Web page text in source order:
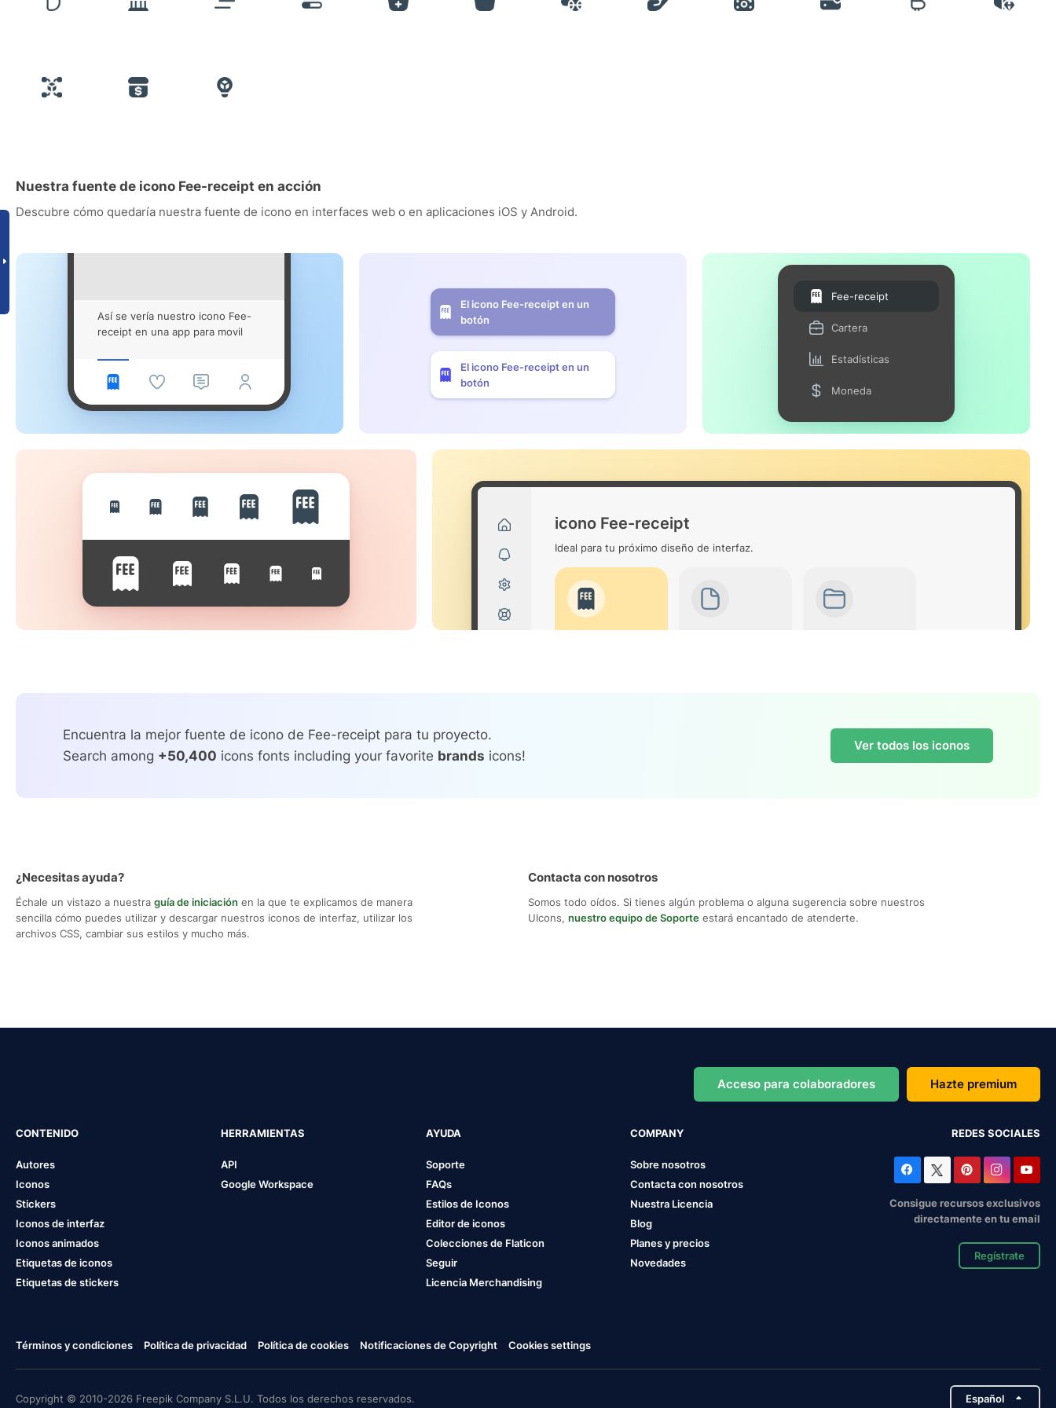
Nuestra fuente de icono Fee-receipt en acción
Descubre cómo quedaría nuestra fuente de icono en interfaces web o en aplicaciones iOS y Android.
Así se vería nuestro icono Fee-
receipt en una app para movil
El icono Fee-receipt en un
botón
El icono Fee-receipt en un
botón
Fee-receipt
Cartera
Estadísticas
Moneda
icono Fee-receipt
Ideal para tu próximo diseño de interfaz.
Encuentra la mejor fuente de icono de Fee-receipt para tu proyecto.
Search among +50,400 icons fonts including your favorite brands icons!
Ver todos los iconos
¿Necesitas ayuda?
Échale un vistazo a nuestra guía de iniciación en la que te explicamos de manera
sencilla cómo puedes utilizar y descargar nuestros iconos de interfaz, utilizar los
archivos CSS, cambiar sus estilos y mucho más.
Contacta con nosotros
Somos todo oídos. Si tienes algún problema o alguna sugerencia sobre nuestros
UIcons, nuestro equipo de Soporte estará encantado de atenderte.
Acceso para colaboradores Hazte premium
CONTENIDO
Autores
Iconos
Stickers
Iconos de interfaz
Iconos animados
Etiquetas de iconos
Etiquetas de stickers
HERRAMIENTAS
API
Google Workspace
AYUDA
Soporte
FAQs
Estilos de Iconos
Editor de iconos
Colecciones de Flaticon
Seguir
Licencia Merchandising
COMPANY
Sobre nosotros
Contacta con nosotros
Nuestra Licencia
Blog
Planes y precios
Novedades
REDES SOCIALES
Consigue recursos exclusivos
directamente en tu email
Regístrate
Términos y condiciones Política de privacidad Política de cookies Notificaciones de Copyright Cookies settings
Copyright © 2010-2026 Freepik Company S.L.U. Todos los derechos reservados. Español